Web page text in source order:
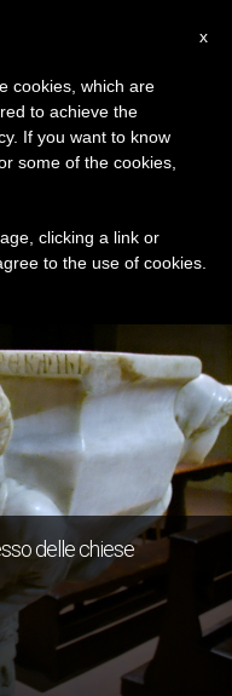
delle chiese
x
cookies, which are
to achieve the
If you want to know
some of the cookies,
clicking a link or
to the use of cookies.